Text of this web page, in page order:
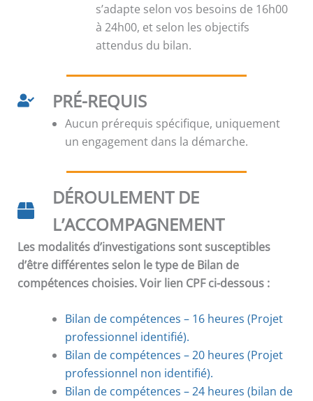
s’adapte selon vos besoins de 16h00
à 24h00, et selon les objectifs
attendus du bilan.
PRÉ-REQUIS
Aucun prérequis spécifique, uniquement
un engagement dans la démarche.
DÉROULEMENT DE
L’ACCOMPAGNEMENT
Les modalités d’investigations sont susceptibles
d’être différentes selon le type de Bilan de
compétences choisies. Voir lien CPF ci-dessous :
Bilan de compétences – 16 heures (Projet
professionnel identifié).
Bilan de compétences –20 heures (Projet
professionnel non identifié).
Bilan de compétences – 24 heures (bilan de